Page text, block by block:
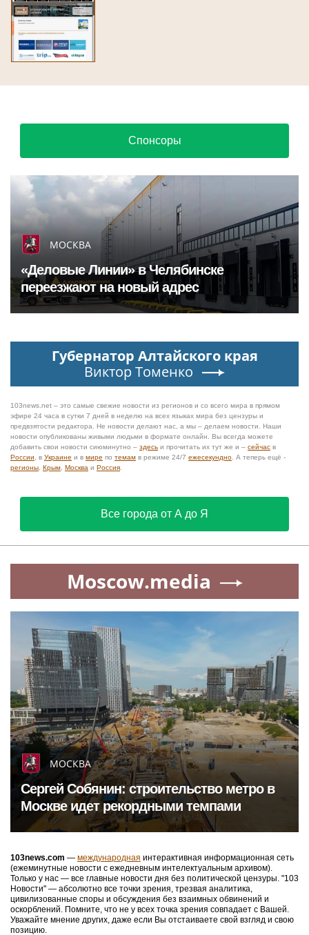
Спонсоры
МОСКВА
«Деловые Линии» в Челябинске
переезжают на новый адрес
Губернатор Алтайского края
Виктор Томенко
103news.net – это самые свежие новости из регионов и со всего мира в прямом
эфире 24 часа в сутки 7 дней в неделю на всех языках мира без цензуры и
предвзятости редактора. Не новости делают нас, а мы – делаем новости. Наши
новости опубликованы живыми людьми в формате онлайн. Вы всегда можете
добавить свои новости сиюминутно – здесь и прочитать их тут же и – сейчас в
России , в Украине и в мире по темам в режиме 24/7 ежесекундно . А теперь ещё -
регионы Крым Москва и Россия
Все города от А до Я
Moscow.media
МОСКВА
Сергей Собянин: строительство метро в
Москве идет рекордными темпами
103news.com — международная интерактивная информационная сеть
(ежеминутные новости с ежедневным интелектуальным архивом).
Только у нас — все главные новости дня без политической цензуры. "103
Новости" — абсолютно все точки зрения, трезвая аналитика,
цивилизованные споры и обсуждения без взаимных обвинений и
оскорблений. Помните, что не у всех точка зрения совпадает с Вашей.
Уважайте мнение других, даже если Вы отстаиваете свой взгляд и свою
позицию.